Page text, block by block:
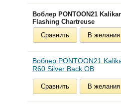
Воблер PONTOON21
Flashing Chartreuse
Сравнить
В желания
Воблер PONTOON21
R60 Silver Back OB
Сравнить В желания